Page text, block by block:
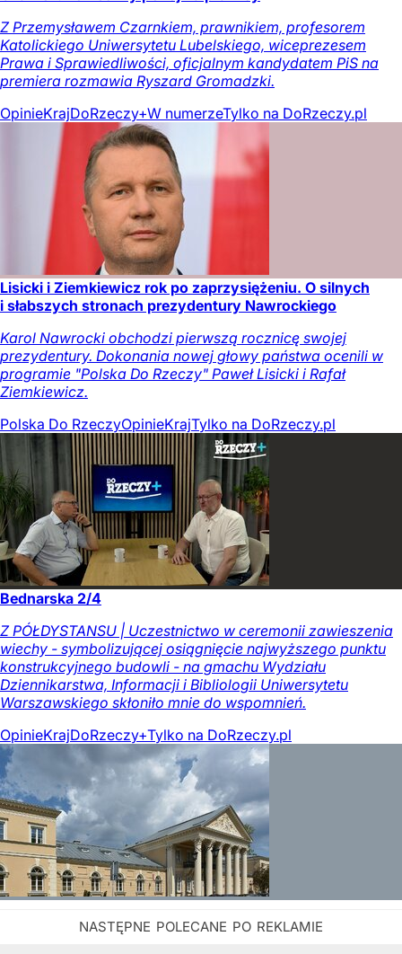
Z Przemysławem Czarnkiem, prawnikiem, profesorem
Katolickiego Uniwersytetu Lubelskiego, wiceprezesem
Prawa i Sprawiedliwości, oficjalnym kandydatem PiS na
premiera rozmawia Ryszard Gromadzki.
OpinieKrajDoRzeczy+W numerzeTylko na DoRzeczy.pl
Lisicki i Ziemkiewicz rok po zaprzysiężeniu. O silnych
i słabszych stronach prezydentury Nawrockiego
Karol Nawrocki obchodzi pierwszą rocznicę swojej
prezydentury. Dokonania nowej głowy państwa ocenili w
programie "Polska Do Rzeczy" Paweł Lisicki i Rafał
Ziemkiewicz.
Polska Do RzeczyOpinieKrajTylko na DoRzeczy.pl
Bednarska 2/4
Z PÓŁDYSTANSU | Uczestnictwo w ceremonii zawieszenia
wiechy - symbolizującej osiągnięcie najwyższego punktu
konstrukcyjnego budowli - na gmachu Wydziału
Dziennikarstwa, Informacji i Bibliologii Uniwersytetu
Warszawskiego skłoniło mnie do wspomnień.
OpinieKrajDoRzeczy+Tylko na DoRzeczy.pl